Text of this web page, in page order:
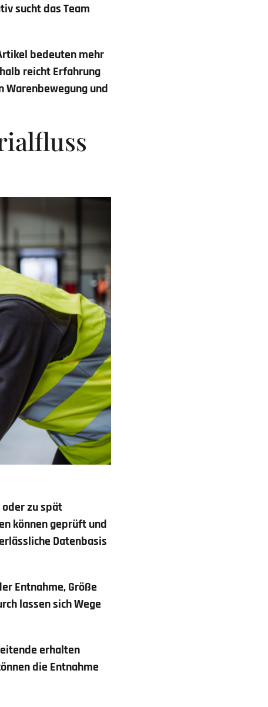
sucht das Team
bedeuten mehr
reicht Erfahrung
Warenbewegung und
zu spät
können geprüft und
Datenbasis
Entnahme, Größe
lassen sich Wege
erhalten
die Entnahme